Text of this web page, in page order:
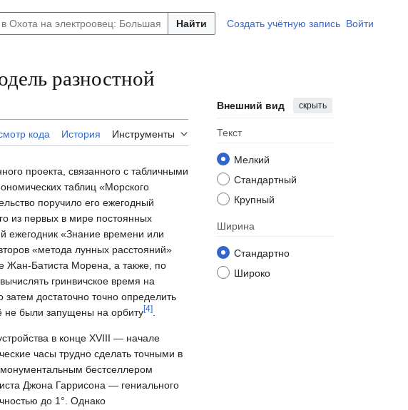
Найти Создать учётную запись Войти
разностной
кода История Инструменты
Внешний вид скрыть
Текст
Мелкий
Стандартный
Крупный
Ширина
Стандартно
Широко
проекта, связанного с табличными
таблиц «Морского
поручило его ежегодный
из первых в мире постоянных
ежегодник «Знание времени или
«метода лунных расстояний»
Жан-Батиста Морена, а также, по
гринвичское время на
достаточно точно определить
не были запущены на орбиту[4]
в конце XVIII — начале
часы трудно сделать точными в
бестселлером
Джона Гаррисона — гениального
до 1°. Однако